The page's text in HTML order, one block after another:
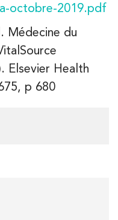
octobre-2019.pdf
Médecine du
Elsevier Health
p 680